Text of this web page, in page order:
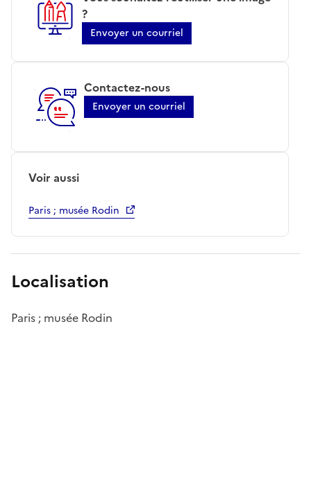
?
Envoyer un courriel
Contactez-nous
Envoyer un courriel
Voir aussi
Paris ; musée Rodin
Localisation
Paris ; musée Rodin